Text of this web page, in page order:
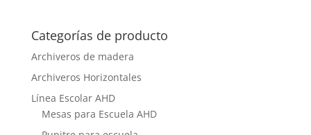
Categorías de producto
Archiveros de madera
Archiveros Horizontales
Línea Escolar AHD
Mesas para Escuela AHD